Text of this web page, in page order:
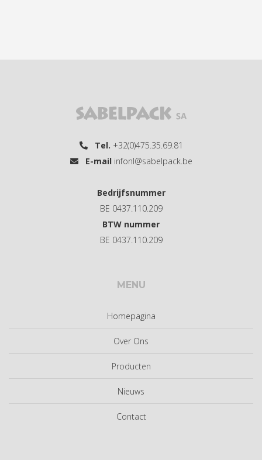
Tel. +32(0)475.35.69.81
E-mail infonl@sabelpack.be
Bedrijfsnummer
BE 0437.110.209
BTW nummer
BE 0437.110.209
MENU
Homepagina
Over Ons
Producten
Nieuws
Contact